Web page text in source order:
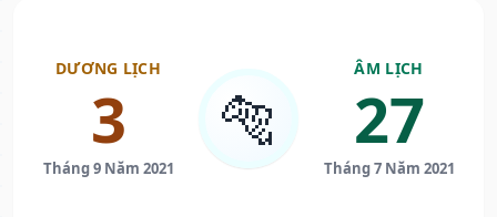
DƯƠNG LỊCH
3
Tháng 9 Năm 2021
🐅
ÂM LỊCH
27
Tháng 7 Năm 2021